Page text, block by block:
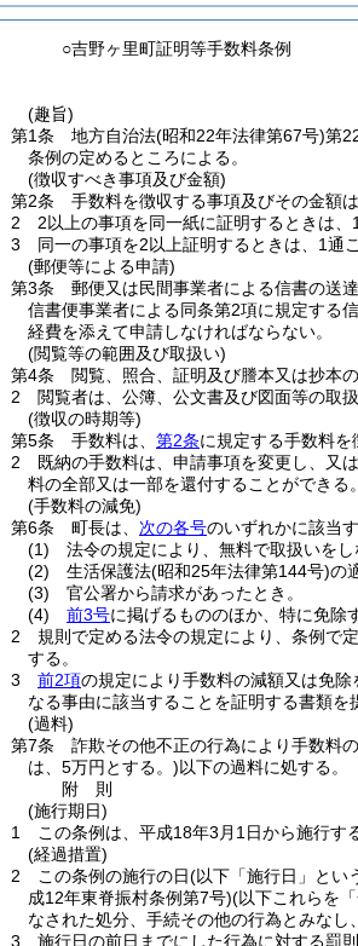
○吉野ヶ里町証明等手数料条例
(趣旨)
第1条
地方自治法(昭和22年法律第67号)第
条例の定めるところによる。
(徴収すべき事項及び金額)
第2条
手数料を徴収する事項及びその金額は
2
2以上の事項を同一紙に証明するときは、
3
同一の事項を2以上証明するときは、1通
(郵便等による申請)
第3条
郵便又は民間事業者による信書の送
信書便事業者による同条第2項に規定する
経費を添えて申請しなければならない。
(閲覧等の範囲及び取扱い)
第4条
閲覧、照合、証明及び謄本又は抄本
2
閲覧者は、公簿、公文書及び図面等の取
(徴収の時期等)
第5条
手数料は、 第2条に規定する手数料を
2
既納の手数料は、申請事項を変更し、又
料の全部又は一部を還付することができる。
(手数料の減免)
第6条
町長は、 次の各号のいずれかに該当
(1)
法令の規定により、無料で取扱いをし
(2)
生活保護法(昭和25年法律第144号)の
(3)
官公署から請求があったとき。
(4)
前3号に掲げるもののほか、特に免除
2
規則で定める法令の規定により、条例で
する。
3
前2項の規定により手数料の減額又は免除
なる事由に該当することを証明する書類を
(過料)
第7条
詐欺その他不正の行為により手数料
は、5万円とする。)以下の過料に処する。
附 則
(施行期日)
1
この条例は、平成18年3月1日から施行する
(経過措置)
2
この条例の施行の日(以下「施行日」とい
成12年東脊振村条例第7号)(以下これらを
なされた処分、手続その他の行為とみなし
3
施行日の前日までにした行為に対する罰